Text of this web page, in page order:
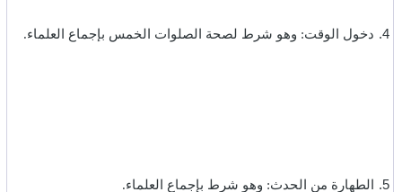
‎4. دخول الوقت: وهو شرط لصحة الصلوات الخمس بإجماع العلماء.‏
5. الطهارة من الحدث: وهو شرط بإجماع العلماء.‏